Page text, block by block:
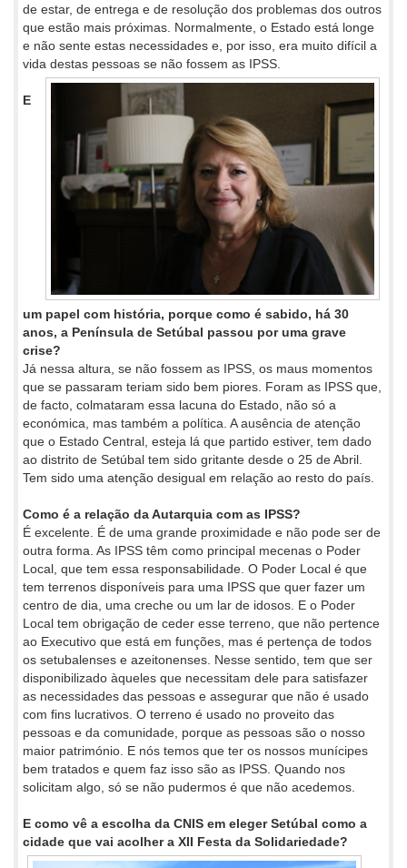
de estar, de entrega e de resolução dos problemas dos outros
que estão mais próximas. Normalmente, o Estado está longe
e não sente estas necessidades e, por isso, era muito difícil a
vida destas pessoas se não fossem as IPSS.
E
um papel com história, porque como é sabido, há 30
anos, a Península de Setúbal passou por uma grave
crise?
Já nessa altura, se não fossem as IPSS, os maus momentos
que se passaram teriam sido bem piores. Foram as IPSS que,
de facto, colmataram essa lacuna do Estado, não só a
económica, mas também a política. A ausência de atenção
que o Estado Central, esteja lá que partido estiver, tem dado
ao distrito de Setúbal tem sido gritante desde o 25 de Abril.
Tem sido uma atenção desigual em relação ao resto do país.
Como é a relação da Autarquia com as IPSS?
É excelente. É de uma grande proximidade e não pode ser de
outra forma. As IPSS têm como principal mecenas o Poder
Local, que tem essa responsabilidade. O Poder Local é que
tem terrenos disponíveis para uma IPSS que quer fazer um
centro de dia, uma creche ou um lar de idosos. E o Poder
Local tem obrigação de ceder esse terreno, que não pertence
ao Executivo que está em funções, mas é pertença de todos
os setubalenses e azeitonenses. Nesse sentido, tem que ser
disponibilizado àqueles que necessitam dele para satisfazer
as necessidades das pessoas e assegurar que não é usado
com fins lucrativos. O terreno é usado no proveito das
pessoas e da comunidade, porque as pessoas são o nosso
maior património. E nós temos que ter os nossos munícipes
bem tratados e quem faz isso são as IPSS. Quando nos
solicitam algo, só se não pudermos é que não acedemos.
E como vê a escolha da CNIS em eleger Setúbal como a
cidade que vai acolher a XII Festa da Solidariedade?